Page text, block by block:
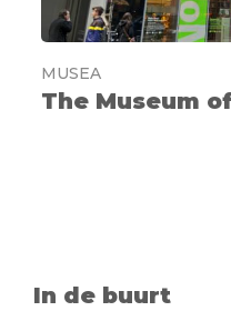
MUSEA
The Museum
In de buurt